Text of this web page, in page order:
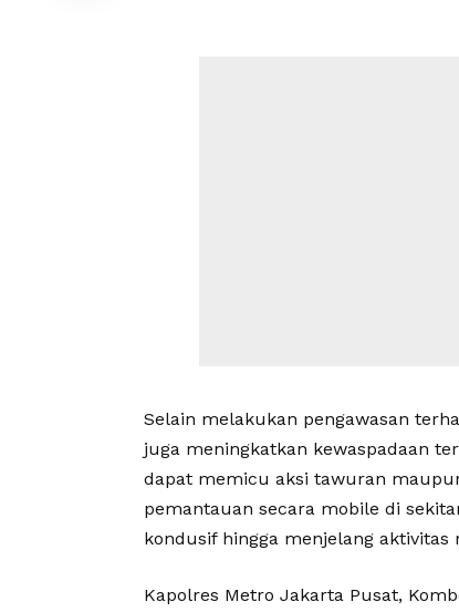
Selain melakukan pengawasan
juga meningkatkan kewaspadaan
dapat memicu aksi tawuran
pemantauan secara mobile di
kondusif hingga menjelang aktivitas
Kapolres Metro Jakarta Pusat,